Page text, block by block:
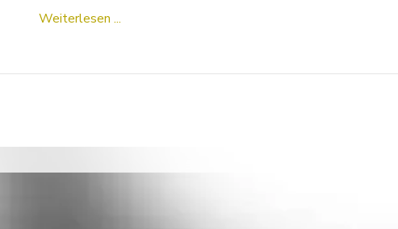
Weiterlesen ...